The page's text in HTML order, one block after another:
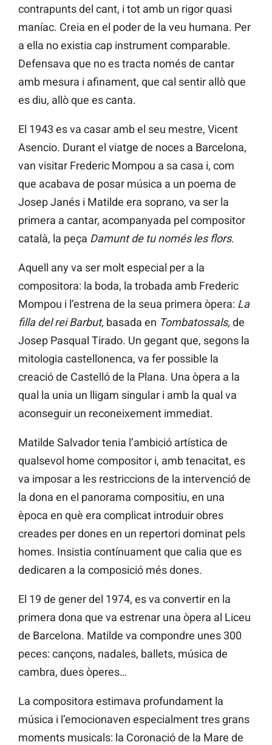
contrapunts del cant, i tot amb un rigor quasi
maníac. Creia en el poder de la veu humana. Per
a ella no existia cap instrument comparable.
Defensava que no es tracta només de cantar
amb mesura i afinament, que cal sentir allò que
es diu, allò que es canta.
El 1943 es va casar amb el seu mestre, Vicent
Asencio. Durant el viatge de noces a Barcelona,
van visitar Frederic Mompou a sa casa i, com
que acabava de posar música a un poema de
Josep Janés i Matilde era soprano, va ser la
primera a cantar, acompanyada pel compositor
català, la peça Damunt de tu només les flors.
Aquell any va ser molt especial per a la
compositora: la boda, la trobada amb Frederic
Mompou i l’estrena de la seua primera òpera: La
filla del rei Barbut, basada en Tombatossals, de
Josep Pasqual Tirado. Un gegant que, segons la
mitologia castellonenca, va fer possible la
creació de Castelló de la Plana. Una òpera a la
qual la unia un lligam singular i amb la qual va
aconseguir un reconeixement immediat.
Matilde Salvador tenia l’ambició artística de
qualsevol home compositor i, amb tenacitat, es
va imposar a les restriccions de la intervenció de
la dona en el panorama compositiu, en una
època en què era complicat introduir obres
creades per dones en un repertori dominat pels
homes. Insistia contínuament que calia que es
dedicaren a la composició més dones.
El 19 de gener del 1974, es va convertir en la
primera dona que va estrenar una òpera al Liceu
de Barcelona. Matilde va compondre unes 300
peces: cançons, nadales, ballets, música de
cambra, dues òperes…
La compositora estimava profundament la
música i l’emocionaven especialment tres grans
moments musicals: la Coronació de la Mare de